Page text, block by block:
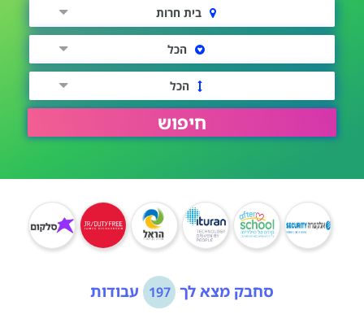
בית חרות
הכל
הכל
חיפוש
סחבק מצא לך 197 עבודות